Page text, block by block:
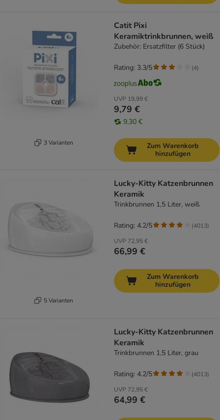
3 Varianten
Catit Pixi
Keramiktrinkbrunnen, weiß
Zubehör: Ersatzfilter (6 Stück)
UVP 19,99 €
9,79 €
9,30 €
Rating: 3.3/5 (4)
Zum Warenkorb
hinzufügen
5 Varianten
Lucky-Kitty Katzenbrunnen
Keramik
Trinkbrunnen 1,5 Liter, weiß
UVP 72,95 €
66,99 €
Rating: 4.2/5 (4013)
Zum Warenkorb
hinzufügen
Lucky-Kitty Katzenbrunnen
Keramik
Trinkbrunnen 1,5 Liter, grau
UVP 72,95 €
64,99 €
Rating: 4.2/5 (4013)